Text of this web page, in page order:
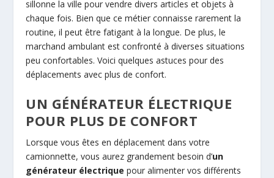
sillonne la ville pour vendre divers articles et objets à
chaque fois. Bien que ce métier connaisse rarement la
routine, il peut être fatigant à la longue. De plus, le
marchand ambulant est confronté à diverses situations
peu confortables. Voici quelques astuces pour des
déplacements avec plus de confort.
UN GÉNÉRATEUR ÉLECTRIQUE
POUR PLUS DE CONFORT
Lorsque vous êtes en déplacement dans votre
camionnette, vous aurez grandement besoin d’un
générateur électrique pour alimenter vos différents